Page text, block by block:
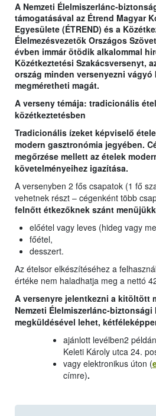
A Nemzeti Élelmiszerlánc-
támogatásával az Étrend Magyar
Egyesülete (ÉTREND) és a
Élelmezésvezetők Országos
évben immár ötödik alkalommal
Közétkeztetési Szakácsversenyt,
ország minden versenyezni vágyó
megméretheti magát.
A verseny témája: tradicionális
közétkeztetésben
Tradicionális ízeket képviselő
modern gasztronómia jegyében.
megőrzése mellett az ételek
követelményeihez igazítása.
A versenyben 2 fős csapatok (1 fő
vehetnek részt – cégenként több
felnőtt étkezőknek szánt
előétel vagy leves (hideg vagy
főétel,
desszert.
Az ételsor elkészítéséhez a
értéke nem haladhatja meg a nettó
A versenyre jelentkezni a kitöltött
Nemzeti Élelmiszerlánc-biztonsági
megküldésével lehet,
ajánlott levélben2
Keleti Károly utca 24.
vagy elektronikus úton (
címre).